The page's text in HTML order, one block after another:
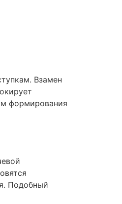
Взамен
формирования
Подобный